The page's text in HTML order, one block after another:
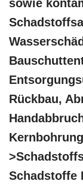
sowie
Rückbau,
Schadstoffe